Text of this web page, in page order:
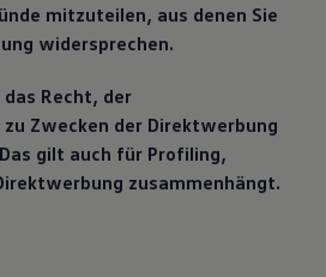
mitzuteilen, aus denen Sie
widersprechen.
das Recht, der
Zwecken der Direktwerbung
gilt auch für Profiling,
zusammenhängt.